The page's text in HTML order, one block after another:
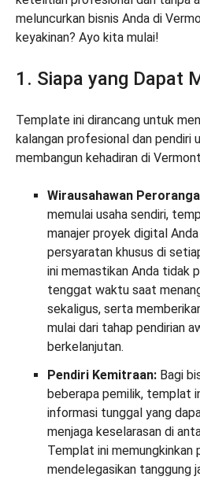
meluncurkan bisnis Anda di
keyakinan? Ayo kita mulai!
1. Siapa yang Dapat
Template ini dirancang untuk
kalangan profesional dan pendiri
membangun kehadiran di
Wirausahawan
memulai usaha sendiri,
manajer proyek digital
persyaratan khusus di
ini memastikan Anda tidak
tenggat waktu saat
sekaligus, serta
mulai dari tahap pendirian
berkelanjutan.
Pendiri Kemitraan: Bagi
beberapa pemilik, templat
informasi tunggal yang
menjaga keselarasan di
Templat ini memungkinkan
mendelegasikan tanggung